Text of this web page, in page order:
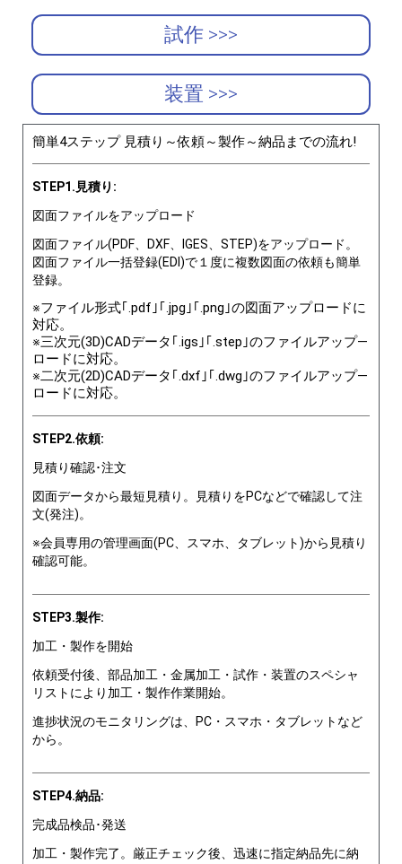
試作 >>>
装置 >>>
簡単4ステップ 見積り～依頼～製作～納品までの流れ!
STEP1.見積り:
図面ファイルをアップロード
図面ファイル(PDF、DXF、IGES、STEP)をアップロード。
図面ファイル一括登録(EDI)で１度に複数図面の依頼も簡単
登録。
※ファイル形式｢.pdf｣｢.jpg｣｢.png｣の図面アップロードに
対応。
※三次元(3D)CADデータ｢.igs｣｢.step｣のファイルアップ―
ロードに対応。
※二次元(2D)CADデータ｢.dxf｣｢.dwg｣のファイルアップ―
ロードに対応。
STEP2.依頼:
見積り確認･注文
図面データから最短見積り。見積りをPCなどで確認して注
文(発注)。
※会員専用の管理画面(PC、スマホ、タブレット)から見積り
確認可能。
STEP3.製作:
加工・製作を開始
依頼受付後、部品加工・金属加工・試作・装置のスペシャ
リストにより加工・製作作業開始。
進捗状況のモニタリングは、PC・スマホ・タブレットなど
から。
STEP4.納品:
完成品検品･発送
加工・製作完了。厳正チェック後、迅速に指定納品先に納